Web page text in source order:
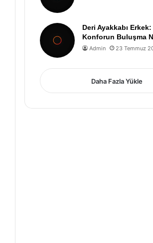
Deri Ayakkabı Erkek:
Konforun Buluşma
Admin 23 Temmuz
Daha Fazla Yükle